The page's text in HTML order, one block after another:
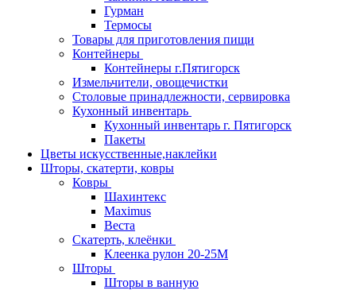
Гурман
Термосы
Товары для приготовления пищи
Контейнеры
Контейнеры г.Пятигорск
Измельчители, овощечистки
Столовые принадлежности, сервировка
Кухонный инвентарь
Кухонный инвентарь г. Пятигорск
Пакеты
Цветы искусственные,наклейки
Шторы, скатерти, ковры
Ковры
Шахинтекс
Maximus
Веста
Скатерть, клеёнки
Клеенка рулон 20-25М
Шторы
Шторы в ванную